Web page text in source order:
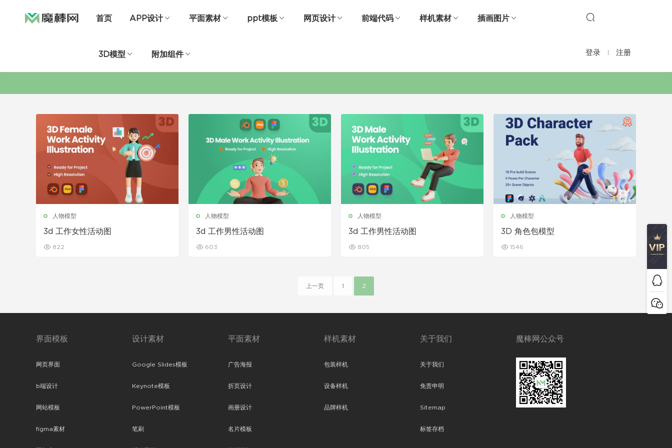
首页 APP设计 平面素材 ppt模板 网页设计 前端代码 样机素材 插画图片
3D模型 附加组件 登录 注册
人物模型
3d 工作女性活动图
822
人物模型
3d 工作男性活动图
603
人物模型
3d 工作男性活动图
805
人物模型
3D 角色包模型
1546
上一页 1 2
界面模板
网页界面
b端设计
网站模板
figma素材
设计素材
Google Slides模板
Keynote模板
PowerPoint模板
笔刷
平面素材
广告海报
折页设计
画册设计
名片模板
样机素材
包装样机
设备样机
品牌样机
关于我们
关于我们
免责申明
Sitemap
标签存档
魔棒网公众号